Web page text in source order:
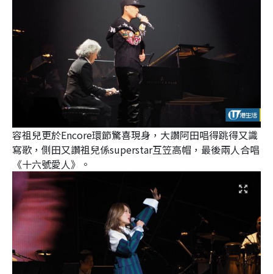
容祖兒更於Encore環節驚喜現身，大讚阿田唱得跳得又識
寫歌，側田又讚祖兒係superstar互笠高帽，最後兩人合唱
《十六號愛人》。